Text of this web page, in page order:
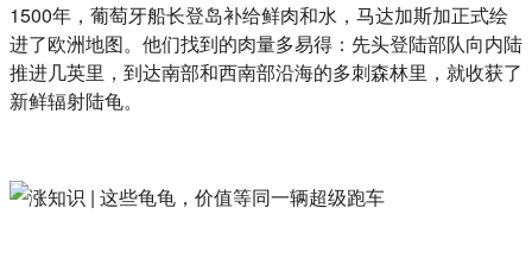
1500年，葡萄牙船长登岛补给鲜肉和水，马达加斯加正式绘
进了欧洲地图。他们找到的肉量多易得：先头登陆部队向内陆
推进几英里，到达南部和西南部沿海的多刺森林里，就收获了
新鲜辐射陆龟。